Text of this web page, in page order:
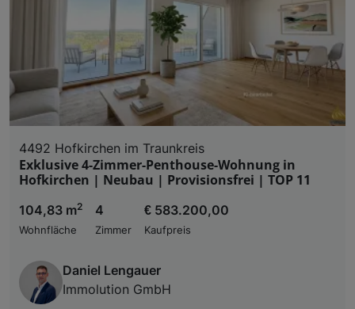
4492 Hofkirchen im Traunkreis
Exklusive 4-Zimmer-Penthouse-Wohnung in
Hofkirchen | Neubau | Provisionsfrei | TOP 11
104,83 m2
Wohnfläche
4
Zimmer
€ 583.200,00
Kaufpreis
Daniel Lengauer
Immolution GmbH